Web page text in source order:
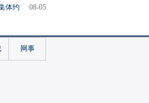
体约
08-05
网事